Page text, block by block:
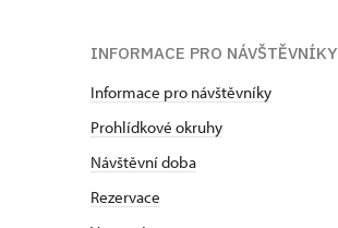
INFORMACE PRO NÁVŠTĚVNÍKY
Informace pro návštěvníky
Prohlídkové okruhy
Návštěvní doba
Rezervace